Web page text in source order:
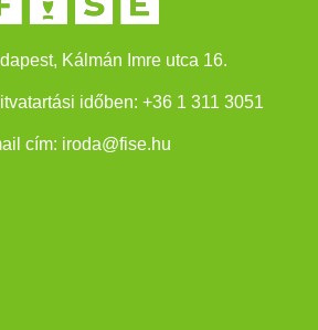
Kálmán Imre utca 16.
időben: +36 1 311 3051
cím: iroda@fise.hu